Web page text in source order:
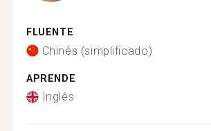
FLUENTE
Chinês (simplificado)
APRENDE
Inglês